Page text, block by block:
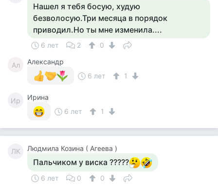
Нашел я тебя босую, худую
безволосую.Три месяца в порядок
приводил.Но ты мне изменила....
6 лет 2 0
Ал
Александр
6 лет
1
Ир
Ирина
6 лет
1
ЛК Людмила Козина ( Агеева )
Пальчиком у виска ?????
6 лет 0 0